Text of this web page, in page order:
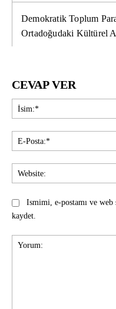
Demokratik Toplum
Ortadoğudaki Kültürel
CEVAP VER
Ismimi, e-postamı ve web
kaydet.